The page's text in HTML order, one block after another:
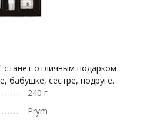
отличным подарком
сестре, подруге.
240 г
Prym